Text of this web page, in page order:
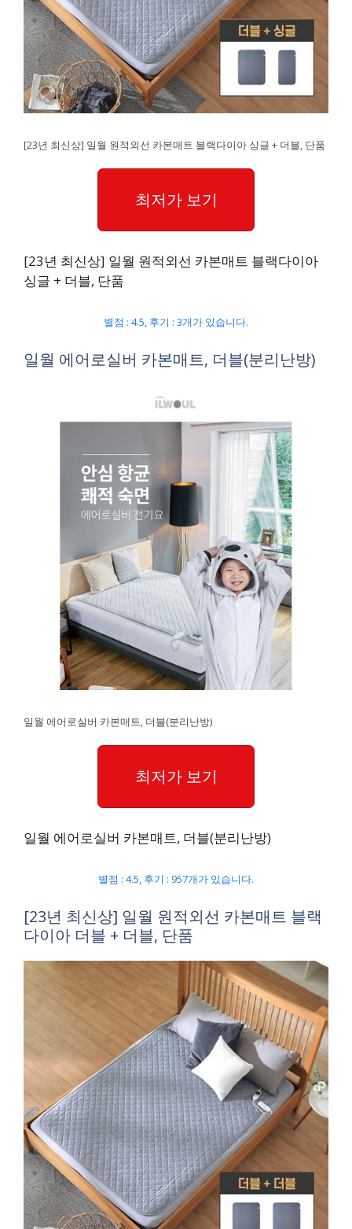
[23년 최신상] 일월 원적외선 카본매트 블랙다이아 싱글 + 더블, 단품
최저가 보기
[23년 최신상] 일월 원적외선 카본매트 블랙다이아
싱글 + 더블, 단품
별점 : 4.5, 후기 : 3개가 있습니다.
일월 에어로실버 카본매트, 더블(분리난방)
일월 에어로실버 카본매트, 더블(분리난방)
최저가 보기
일월 에어로실버 카본매트, 더블(분리난방)
별점 : 4.5, 후기 : 957개가 있습니다.
[23년 최신상] 일월 원적외선 카본매트 블랙
다이아 더블 + 더블, 단품